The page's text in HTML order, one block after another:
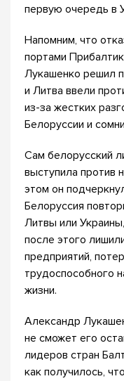
первую очередь в
Напомним, что
портами
Лукашенко решил
и Литва ввели
из-за жестких
Белоруссии и
Сам белорусский
выступила против
этом он
Белоруссия
Литвы или
после этого
предприятий,
трудоспособного
жизни.
Александр
не сможет его
лидеров стран
как получилось,